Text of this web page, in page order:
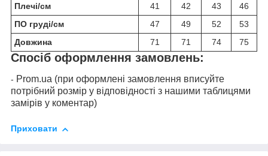
Плечі/см
41 42 43
46
ПО груді/см
47 49 52
53
Довжина
71 71 74 75
Спосіб оформлення замовлень:
- Prom.ua (при оформлені замовлення вписуйте
потрібний розмір у відповідності з нашими таблицями
замірів у коментар)
Приховати